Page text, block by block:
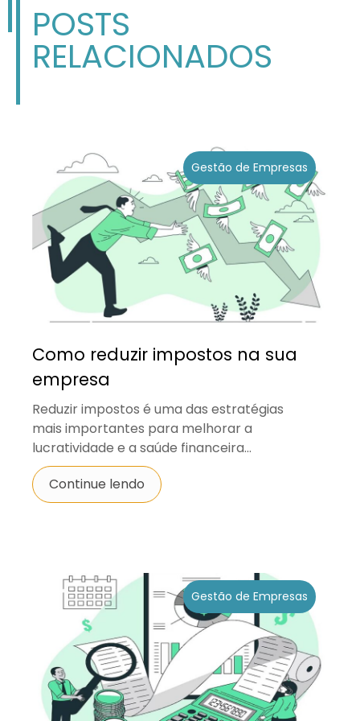
POSTS
RELACIONADOS
Gestão de Empresas
Como reduzir impostos na sua
empresa
Reduzir impostos é uma das estratégias
mais importantes para melhorar a
lucratividade e a saúde financeira...
Continue lendo
Gestão de Empresas